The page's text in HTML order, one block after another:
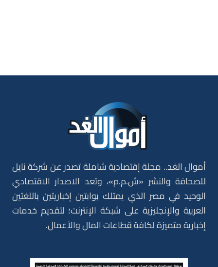
أموال الغد.. مجلة إقتصادية شاملة تصدر عن شركة نايل
للصحافة والنشر «ش.م.م»، وتعد الاصدار الاقتصادي
الوحيد في مصر الذي يمتلك بوابتين إخباريتين باللغتين
العربية والإنجليزية على شبكة الإنترنت؛ لتقديم خدمات
إخبارية متميزة لكافة قطاعات المال والأعمال.